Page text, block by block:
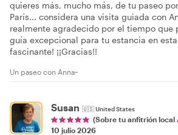
quieres más, mucho más, de tu paseo
París... considera una visita guiada con
realmente agradecido por el tiempo que
guía excepcional para tu estancia en
fascinante! ¡¡Gracias!!
Un paseo con Anna~
Susan 🇺🇸United States
(Sobre tu anfitrión local
10 julio 2026